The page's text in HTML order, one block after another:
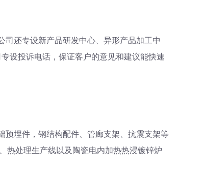
还专设新产品研发中心、异形产品加工中
设投诉电话，保证客户的意见和建议能快速
埋件，钢结构配件、管廊支架、抗震支架等
热处理生产线以及陶瓷电内加热热浸镀锌炉